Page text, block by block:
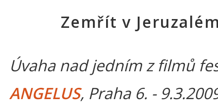
Zemřít v
Úvaha nad jedním z filmů
ANGELUS, Praha 6. -